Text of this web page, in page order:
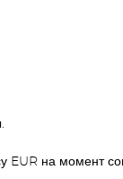
EUR на момент